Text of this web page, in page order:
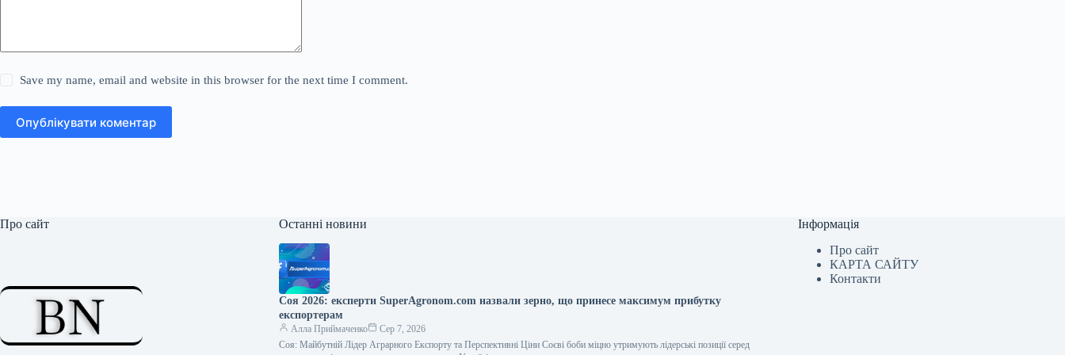
Save my name, email and website in this browser for the next time I comment.
Опублікувати коментар
Про сайт Останні новини
Соя 2026: експерти SuperAgronom.com назвали зерно, що принесе максимум прибутку
експортерам
Алла Приймаченко
Сер 7, 2026
Соя: Майбутній Лідер Аграрного Експорту та Перспективні Ціни Соєві боби міцно утримують лідерські позиції серед
Інформація
Про сайт
КАРТА САЙТУ
Контакти